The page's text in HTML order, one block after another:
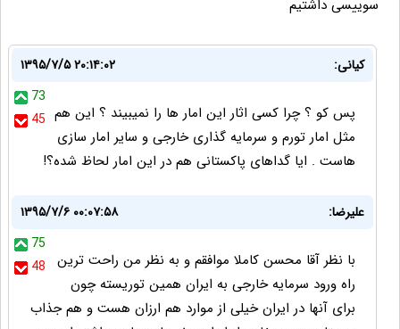
سوییسی داشتیم
کیانی:
۱۳۹۵/۷/۵ ۲۰:۱۴:۰۲
73
45 پس کو ؟ چرا کسی اثار این امار ها را نمیبیند ؟ این هم
مثل امار تورم و سرمایه گذاری خارجی و سایر امار سازی
هاست . ایا گداهای پاکستانی هم در این امار لحاظ شده؟!
علیرضا:
۱۳۹۵/۷/۶ ۰۰:۰۷:۵۸
75
48
با نظر آقا محسن کاملا موافقم و به نظر من راحت ترین
راه ورود سرمایه خارجی به ایران همین توریسته چون
برای آنها در ایران خیلی از موارد هم ارزان هست و هم جذاب